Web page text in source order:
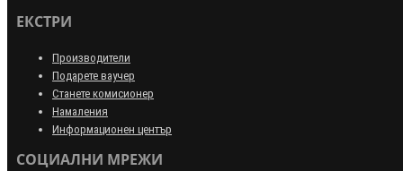
ЕКСТРИ
Производители
Подарете ваучер
Станете комисионер
Намаления
Информационен център
СОЦИАЛНИ МРЕЖИ